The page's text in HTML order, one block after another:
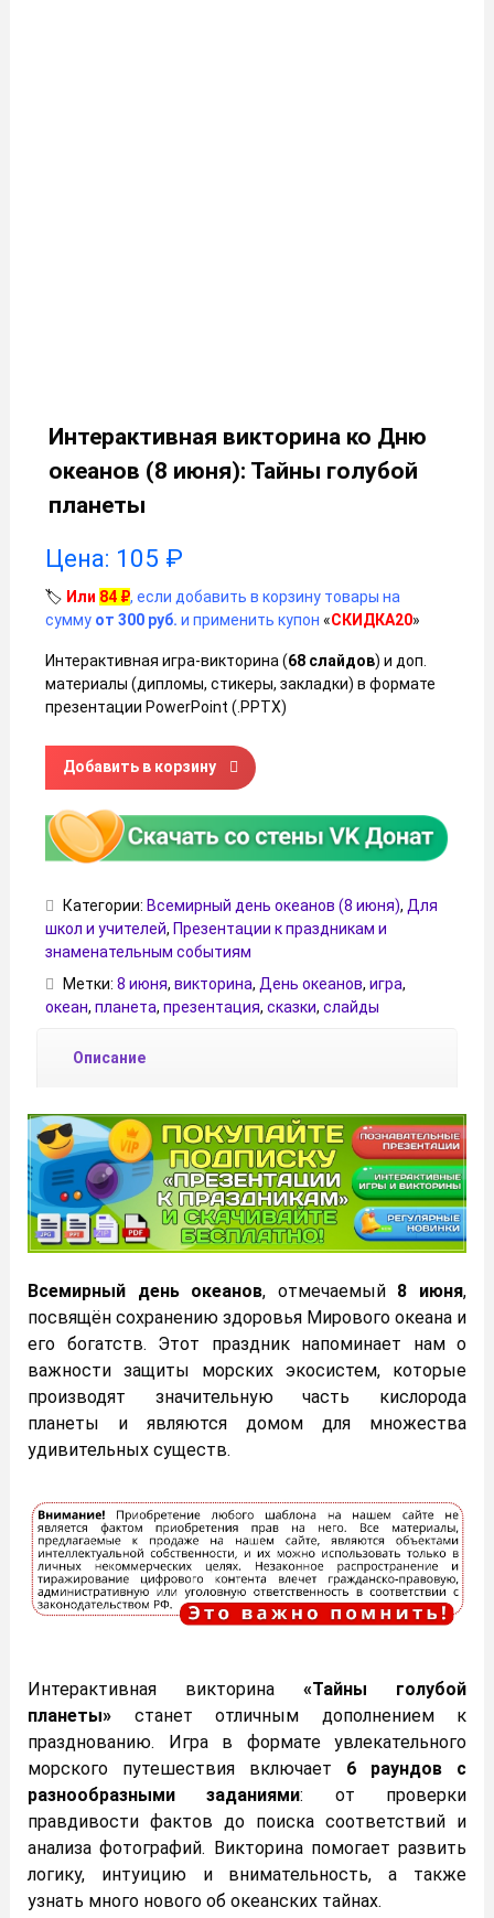
Интерактивная викторина ко Дню
океанов (8 июня): Тайны голубой
планеты
Цена: 105 ₽
🏷️ Или 84 ₽, если добавить в корзину товары на
сумму от 300 руб. и применить купон «СКИДКА20»
Интерактивная игра-викторина (68 слайдов) и доп.
материалы (дипломы, стикеры, закладки) в формате
презентации PowerPoint (.PPTX)
Количество товара Интерактивная викторина ко Дню
Добавить в корзину
Категории: Всемирный день океанов (8 июня), Для
школ и учителей, Презентации к праздникам и
знаменательным событиям
Метки: 8 июня, викторина, День океанов, игра,
океан, планета, презентация, сказки, слайды
Описание
Всемирный день океанов, отмечаемый 8 июня,
посвящён сохранению здоровья Мирового океана и
его богатств. Этот праздник напоминает нам о
важности защиты морских экосистем, которые
производят значительную часть кислорода
планеты и являются домом для множества
удивительных существ.
Интерактивная викторина «Тайны голубой
планеты» станет отличным дополнением к
празднованию. Игра в формате увлекательного
морского путешествия включает 6 раундов с
разнообразными заданиями: от проверки
правдивости фактов до поиска соответствий и
анализа фотографий. Викторина помогает развить
логику, интуицию и внимательность, а также
узнать много нового об океанских тайнах.